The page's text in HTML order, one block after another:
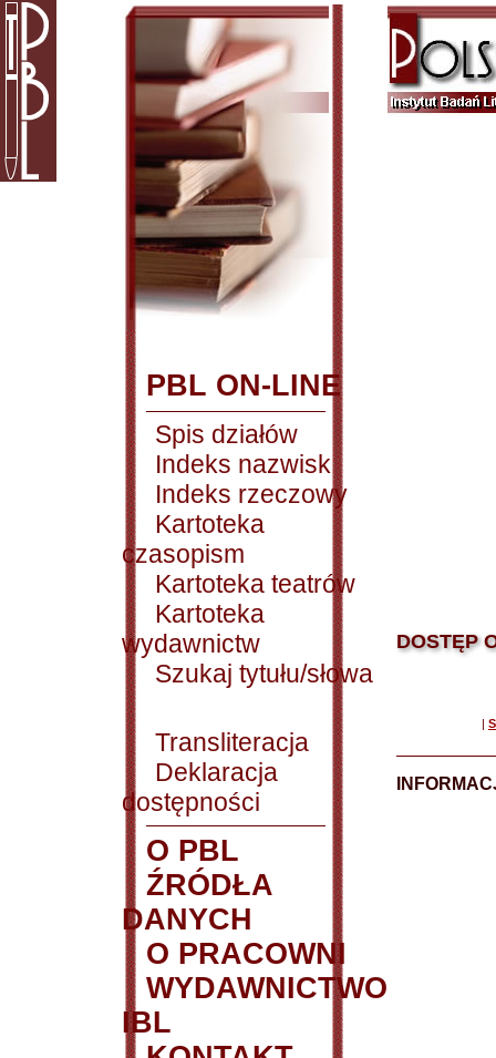
PBL ON-LINE
Spis działów
Indeks nazwisk
Indeks rzeczowy
Kartoteka
czasopism
Kartoteka teatrów
Kartoteka
wydawnictw
Szukaj tytułu/słowa
Transliteracja
Deklaracja
dostępności
O PBL
ŹRÓDŁA
DANYCH
O PRACOWNI
WYDAWNICTWO
IBL
DOSTĘP
|